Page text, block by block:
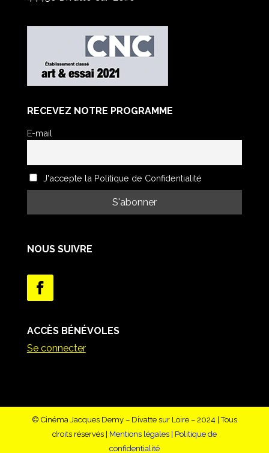
RECEVEZ NOTRE PROGRAMME
E-mail
J'accepte la Politique de Confidentialité
NOUS SUIVRE
ACCÈS BÉNÉVOLES
Se connecter
© Cinéma Jacques Demy – Divatte sur Loire – 2024 | Tous
droits réservés | Mentions légales| Politique de
confidentialité